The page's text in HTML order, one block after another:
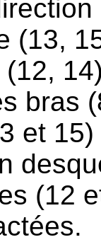
(13,
bras
et
(12